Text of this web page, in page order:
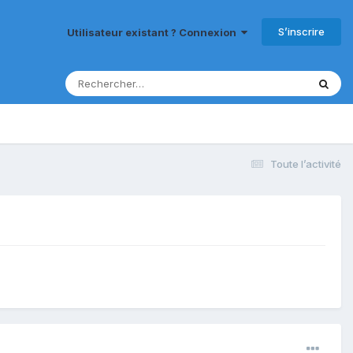
Utilisateur existant ? Connexion S’inscrire
Toute l’activité